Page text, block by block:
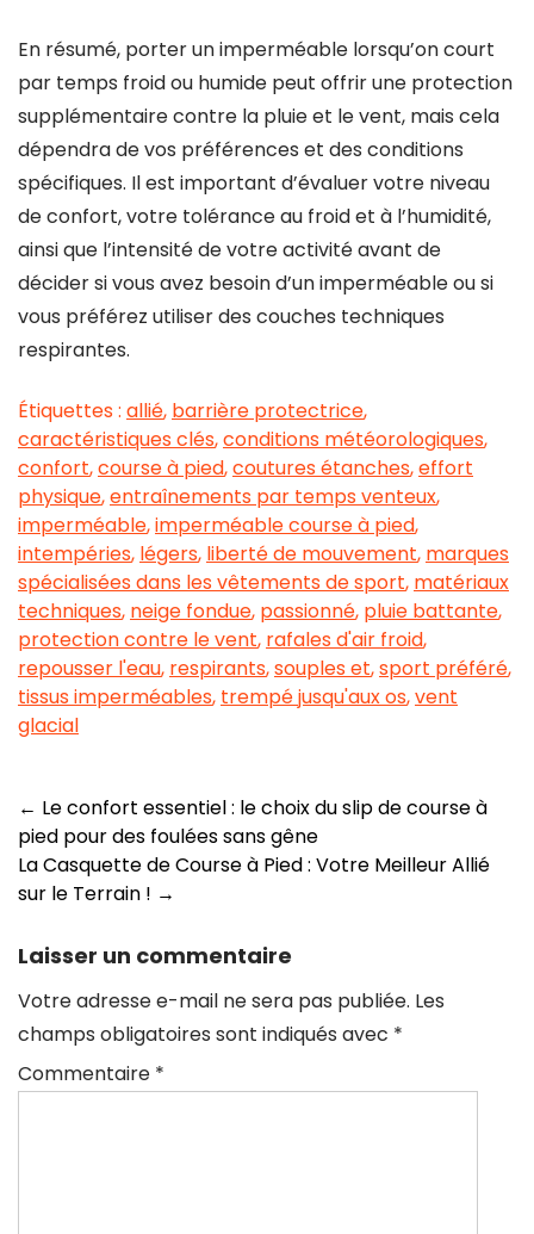
En résumé, porter un imperméable lorsqu’on court
par temps froid ou humide peut offrir une protection
supplémentaire contre la pluie et le vent, mais cela
dépendra de vos préférences et des conditions
spécifiques. Il est important d’évaluer votre niveau
de confort, votre tolérance au froid et à l’humidité,
ainsi que l’intensité de votre activité avant de
décider si vous avez besoin d’un imperméable ou si
vous préférez utiliser des couches techniques
respirantes.
Étiquettes : allié, barrière protectrice,
caractéristiques clés,conditions météorologiques,
confort,course à pied,coutures étanches,effort
physique,entraînements par temps venteux,
imperméable,imperméable course à pied,
intempéries, légers, liberté de mouvement, marques
spécialisées dans les vêtements de sport, matériaux
techniques, neige fondue, passionné, pluie battante,
protection contre le vent, rafales d'air froid,
repousser l'eau, respirants,souples et,sport préféré,
tissus imperméables, trempé jusqu'aux os,vent
glacial
Navigation
des
articles
← Le confort essentiel : le choix du slip de course à
pied pour des foulées sans gêne
La Casquette de Course à Pied : Votre Meilleur Allié
sur le Terrain ! →
Laisser un commentaire
Votre adresse e-mail ne sera pas publiée. Les
champs obligatoires sont indiqués avec *
Commentaire *